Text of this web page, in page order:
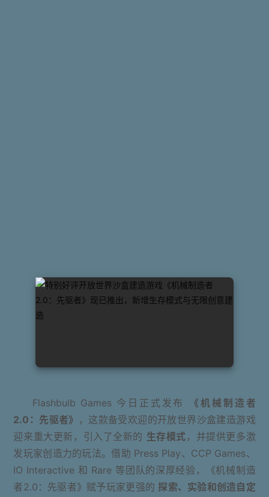
Flashbulb Games 今日正式发布
《机械制造者
2.0：先驱者》 ，这款备受欢迎的开放世界沙盒建造游戏
迎来重大更新，引入了全新的 生存模式 ，并提供更多激
发玩家创造力的玩法。借助 Press Play、CCP Games、
IO Interactive 和 Rare 等团队的深厚经验，《机械制造
者2.0：先驱者》赋予玩家更强的 探索、实验和创造自定